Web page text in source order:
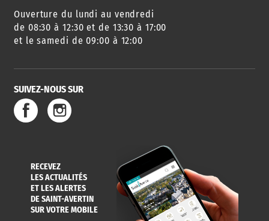
Ouverture du lundi au vendredi
de 08:30 à 12:30 et de 13:30 à 17:00
et le samedi de 09:00 à 12:00
SUIVEZ-NOUS SUR
RECEVEZ
LES ACTUALITÉS
ET LES ALERTES
DE SAINT-AVERTIN
SUR VOTRE MOBILE